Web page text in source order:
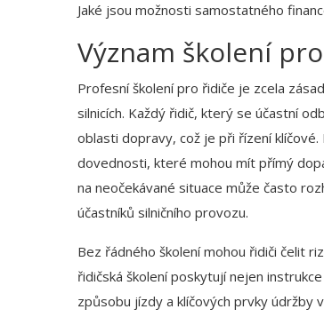
Jaké jsou možnosti samostatného
Význam školení
Profesní školení pro řidiče je zcela
silnicích. Každý řidič, který se účastní
oblasti dopravy, což je při řízení
dovednosti, které mohou mít přímý
na neočekávané situace může často
účastníků silničního provozu.
Bez řádného školení mohou řidiči čelit
řidičská školení poskytují nejen
způsobu jízdy a klíčových prvky údržby